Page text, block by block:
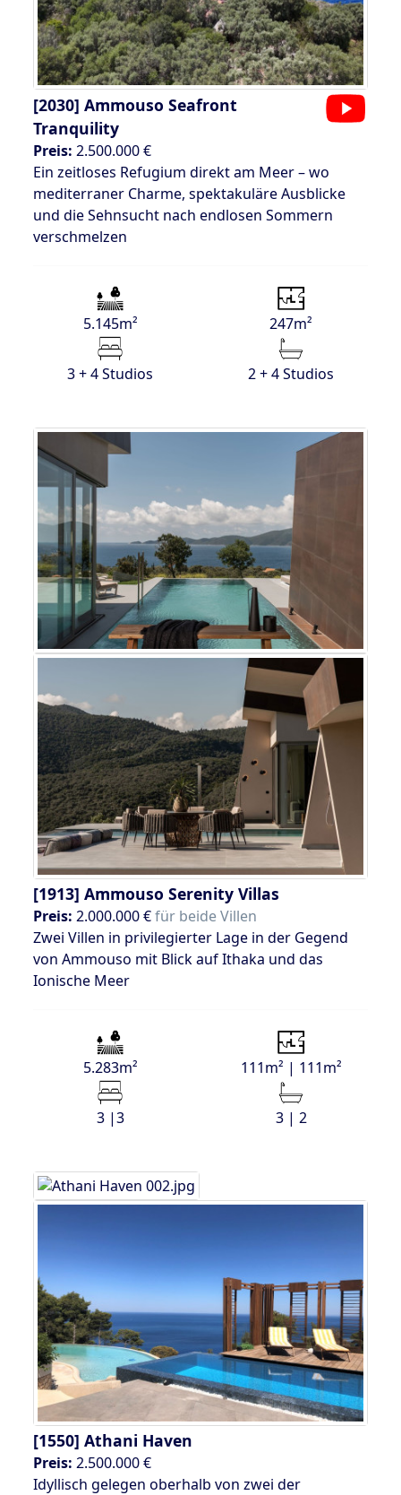
[2030] Ammouso Seafront
Tranquility
Preis: 2.500.000 €
Ein zeitloses Refugium direkt am Meer – wo
mediterraner Charme, spektakuläre Ausblicke
und die Sehnsucht nach endlosen Sommern
verschmelzen
5.145m² 247m²
3 + 4 Studios 2 + 4 Studios
[1913] Ammouso Serenity Villas
Preis: 2.000.000 €für beide Villen
Zwei Villen in privilegierter Lage in der Gegend
von Ammouso mit Blick auf Ithaka und das
Ionische Meer
5.283m² 111m² | 111m²
3 |3 3 | 2
[1550] Athani Haven
Preis: 2.500.000 €
Idyllisch gelegen oberhalb von zwei der